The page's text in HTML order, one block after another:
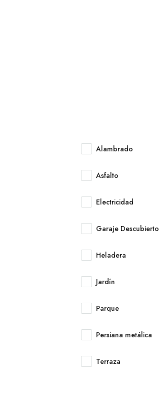
Alambrado
Asfalto
Electricidad
Garaje Descubierto
Heladera
Jardín
Parque
Persiana metálica
Terraza